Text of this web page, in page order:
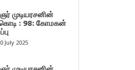
முடியரசனின்
: 98: கோமகன்
July 2025